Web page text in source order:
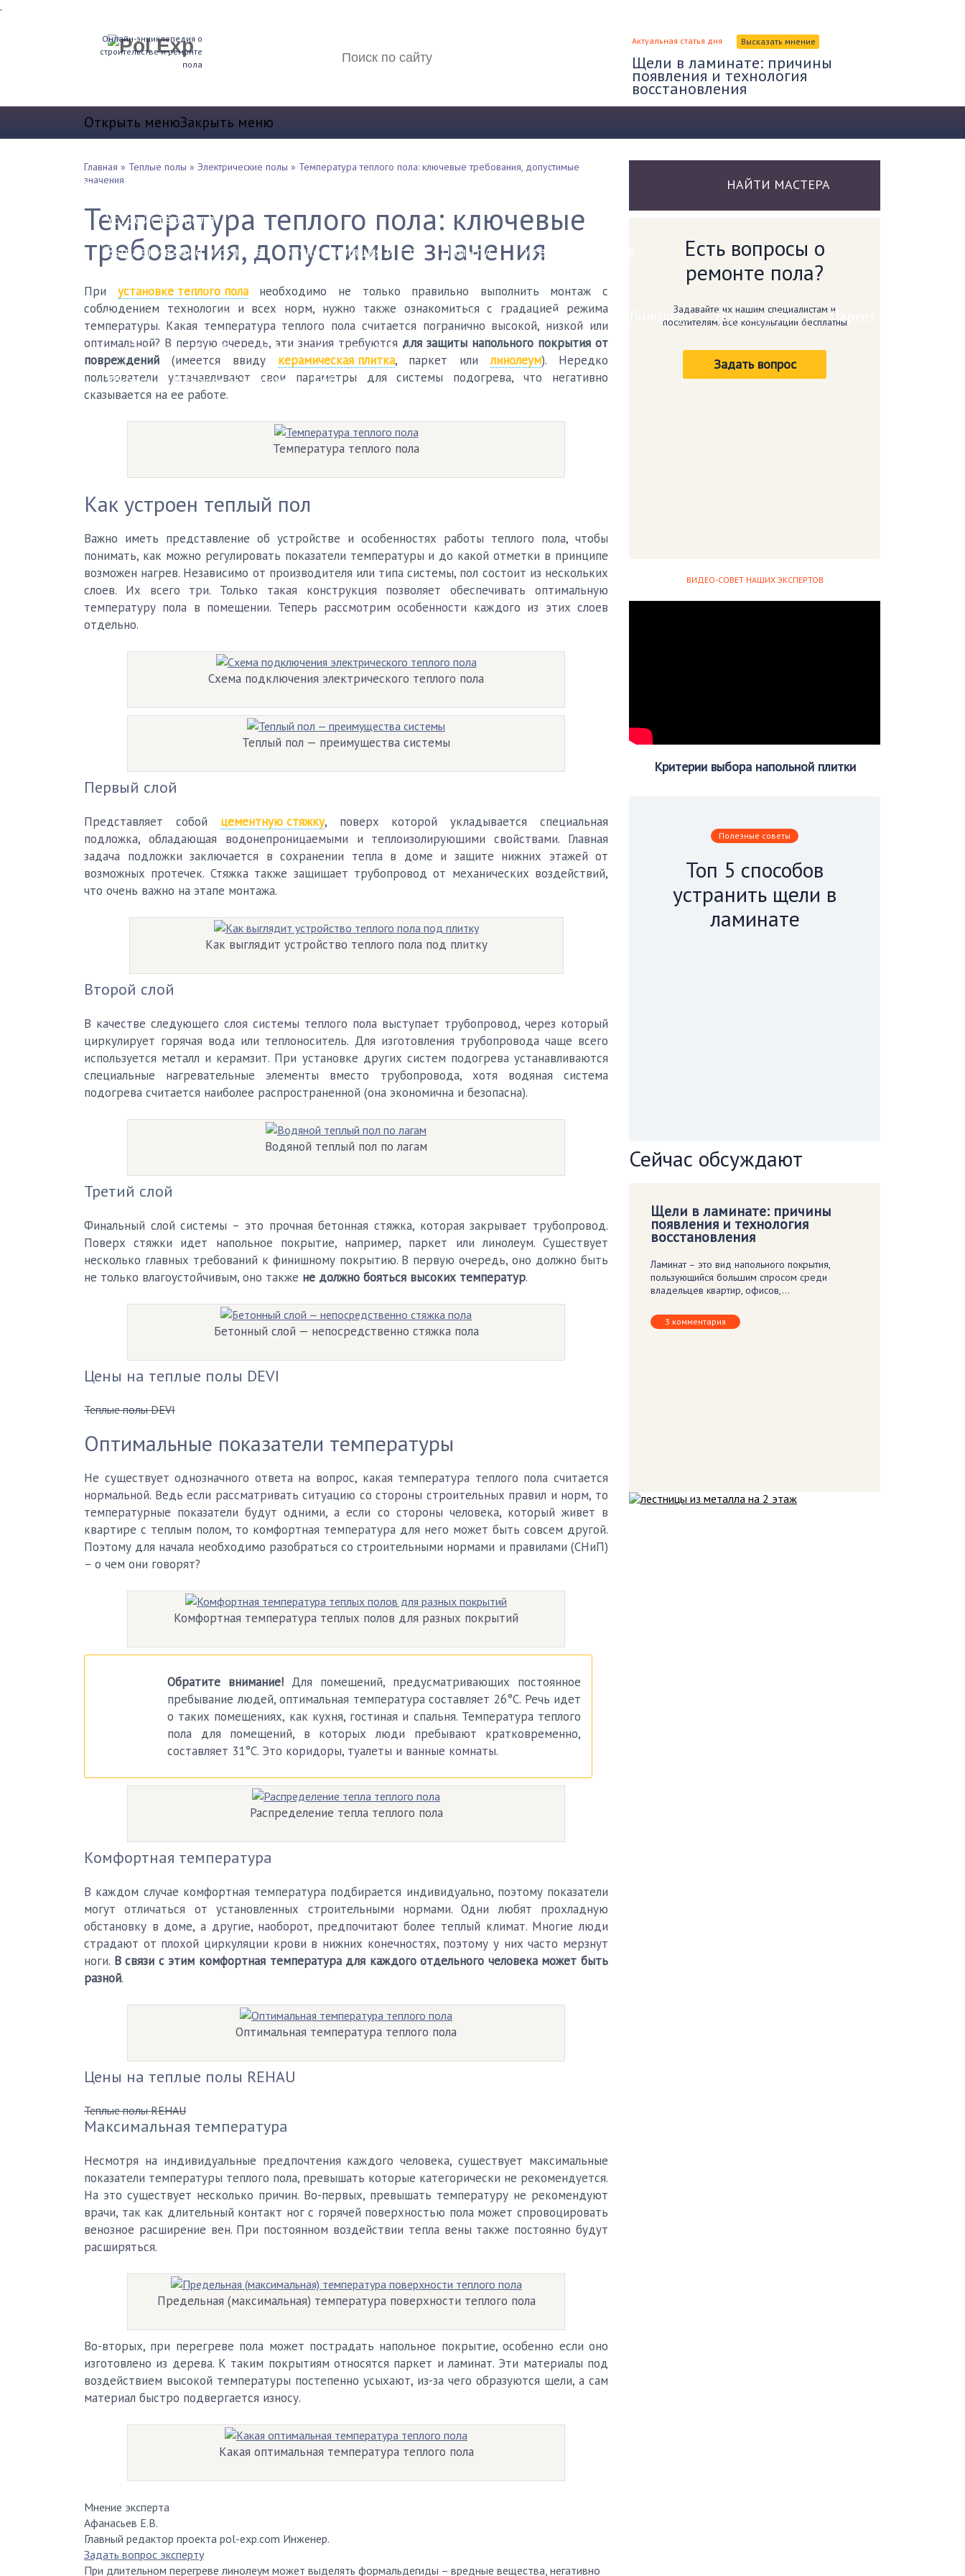
.
Онлайн-энциклопедия о
строительстве и ремонте
пола
Актуальная статья дня Высказать мнение
Щели в ламинате: причины
появления и технология
восстановления
Открыть менюЗакрыть меню
Водяные теплые полы
Устройство пола
Выравнивание и стяжка
Звукоизоляция и т.д. Плинтуса
Утепление полов
Финишные покрытия
Бетонный пол
Деревянный пол Керамогранит Ковролин Ламинат Линолеум Наливной пол
Паркет
Плитка
Пробковый пол
Черновой пол
Уборка
Каталог мастеров FAQ
Главная » Теплые полы » Электрические полы » Температура теплого пола: ключевые требования, допустимые
значения
Температура теплого пола: ключевые
требования, допустимые значения
При установке теплого поланеобходимо не только правильно выполнить монтаж с
соблюдением технологии и всех норм, нужно также ознакомиться с градацией режима
температуры. Какая температура теплого пола считается погранично высокой, низкой или
оптимальной? В первую очередь, эти знания требуются для защиты напольного покрытия от
повреждений (имеется ввиду керамическая плитка, паркет илилинолеум). Нередко
пользователи устанавливают свои параметры для системы подогрева, что негативно
сказывается на ее работе.
Температура теплого пола
Как устроен теплый пол
Важно иметь представление об устройстве и особенностях работы теплого пола, чтобы
понимать, как можно регулировать показатели температуры и до какой отметки в принципе
возможен нагрев. Независимо от производителя или типа системы, пол состоит из нескольких
слоев. Их всего три. Только такая конструкция позволяет обеспечивать оптимальную
температуру пола в помещении. Теперь рассмотрим особенности каждого из этих слоев
отдельно.
Схема подключения электрического теплого пола
Теплый пол — преимущества системы
Первый слой
Представляет собой цементную стяжку, поверх которой укладывается специальная
подложка, обладающая водонепроницаемыми и теплоизолирующими свойствами. Главная
задача подложки заключается в сохранении тепла в доме и защите нижних этажей от
возможных протечек. Стяжка также защищает трубопровод от механических воздействий,
что очень важно на этапе монтажа.
Как выглядит устройство теплого пола под плитку
Второй слой
В качестве следующего слоя системы теплого пола выступает трубопровод, через который
циркулирует горячая вода или теплоноситель. Для изготовления трубопровода чаще всего
используется металл и керамзит. При установке других систем подогрева устанавливаются
специальные нагревательные элементы вместо трубопровода, хотя водяная система
подогрева считается наиболее распространенной (она экономична и безопасна).
Водяной теплый пол по лагам
Третий слой
Финальный слой системы – это прочная бетонная стяжка, которая закрывает трубопровод.
Поверх стяжки идет напольное покрытие, например, паркет или линолеум. Существует
несколько главных требований к финишному покрытию. В первую очередь, оно должно быть
не только влагоустойчивым, оно также не должно бояться высоких температур.
Бетонный слой — непосредственно стяжка пола
Цены на теплые полы DEVI
Теплые полы DEVI
Оптимальные показатели температуры
Не существует однозначного ответа на вопрос, какая температура теплого пола считается
нормальной. Ведь если рассматривать ситуацию со стороны строительных правил и норм, то
температурные показатели будут одними, а если со стороны человека, который живет в
квартире с теплым полом, то комфортная температура для него может быть совсем другой.
Поэтому для начала необходимо разобраться со строительными нормами и правилами (СНиП)
– о чем они говорят?
Комфортная температура теплых полов для разных покрытий
Обратите внимание! Для помещений, предусматривающих постоянное
пребывание людей, оптимальная температура составляет 26°C. Речь идет
о таких помещениях, как кухня, гостиная и спальня. Температура теплого
пола для помещений, в которых люди пребывают кратковременно,
составляет 31°C. Это коридоры, туалеты и ванные комнаты.
Распределение тепла теплого пола
Комфортная температура
В каждом случае комфортная температура подбирается индивидуально, поэтому показатели
могут отличаться от установленных строительными нормами. Одни любят прохладную
обстановку в доме, а другие, наоборот, предпочитают более теплый климат. Многие люди
страдают от плохой циркуляции крови в нижних конечностях, поэтому у них часто мерзнут
ноги. В связи с этим комфортная температура для каждого отдельного человека может быть
разной.
Оптимальная температура теплого пола
Цены на теплые полы REHAU
Теплые полы REHAU
Максимальная температура
Несмотря на индивидуальные предпочтения каждого человека, существует максимальные
показатели температуры теплого пола, превышать которые категорически не рекомендуется.
На это существует несколько причин. Во-первых, превышать температуру не рекомендуют
врачи, так как длительный контакт ног с горячей поверхностью пола может спровоцировать
венозное расширение вен. При постоянном воздействии тепла вены также постоянно будут
расширяться.
Предельная (максимальная) температура поверхности теплого пола
Во-вторых, при перегреве пола может пострадать напольное покрытие, особенно если оно
изготовлено из дерева. К таким покрытиям относятся паркет и ламинат. Эти материалы под
воздействием высокой температуры постепенно усыхают, из-за чего образуются щели, а сам
материал быстро подвергается износу.
Какая оптимальная температура теплого пола
Мнение эксперта
Афанасьев Е.В.
Главный редактор проекта pol-exp.com Инженер.
Задать вопрос эксперту
При длительном перегреве линолеум может выделять формальдегиды – вредные вещества, негативно
НАЙТИ МАСТЕРА
Есть вопросы о
ремонте пола?
Задавайте их нашим специалистам и
посетителям. Все консультации бесплатны
Задать вопрос
ВИДЕО-СОВЕТ НАШИХ ЭКСПЕРТОВ
Критерии выбора напольной плитки
Полезные советы
Топ 5 способов
устранить щели в
ламинате
Сейчас обсуждают
Щели в ламинате: причины
появления и технология
восстановления
Ламинат – это вид напольного покрытия,
пользующийся большим спросом среди
владельцев квартир, офисов,…
3 комментария